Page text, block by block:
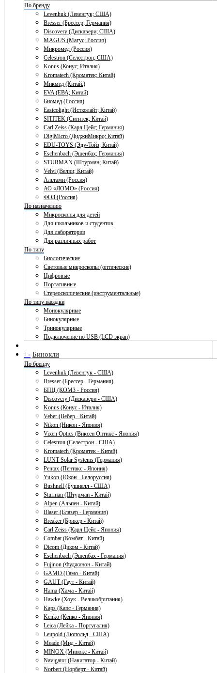
По бренду
Levenhuk (Левенгук; США)
Bresser (Брессер; Германия)
Discovery (Дискавери; США)
MAGUS (Магус; Россия)
Микромед (Россия)
Celestron (Селестрон; США)
Konus (Конус; Италия)
Kromatech (Кроматек; Китай)
Микмед (Китай.)
EVA (ЕВА; Китай)
Биомед (Россия)
Eastcolight (Истколайт; Китай)
SITITEK (Сититек; Китай)
Carl Zeiss (Карл Цейс; Германия)
DigiMicro (ДиджиМикро; Китай)
EDU-TOYS (Эду-Тойз; Китай)
Eschenbach (Эшенбах; Германия)
STURMAN (Штурман; Китай)
Velvi (Велви; Китай)
Альтами (Россия)
АО «ЛОМО» (Россия)
ФОЗ (Россия)
По назначению
Микроскопы для детей
Для школьников и студентов
Для лаборатории
Для различных работ
По типу
Биологические
Световые микроскопы (оптические)
Цифровые
Портативные
Стереоскопические (инструментальные)
По типу насадки
Монокулярные
Бинокулярные
Тринокулярные
Подключение по USB (LCD экран)
+- Бинокли
По бренду
Levenhuk (Левенгук - США)
Bresser (Брессер - Германия)
БПЦ (КОМЗ - Россия)
Discovery (Дискавери - США)
Konus (Конус - Италия)
Veber (Вебер - Китай)
Nikon (Никон - Япония)
Vixen Optics (Виксен Оптикс - Япония)
Celestron (Селестрон - США)
Kromatech (Кроматек - Китай)
LUNT Solar Systems (Германия)
Pentax (Пентакс - Япония)
Yukon (Юкон - Белоруссия)
Bushnell (Бушнелл - США)
Sturman (Штурман - Китай)
Alpen (Альпен - Китай)
Blaser (Блазер - Германия)
Breaker (Брикер - Китай)
Carl Zeiss (Карл Цейс - Япония)
Combat (Комбат - Китай)
Dicom (Диком - Китай)
Eschenbach (Эшенбах - Германия)
Fujinon (Фуджинон - Китай)
GAMO (Гамо - Китай)
GAUT (Гаут - Китай)
Hama (Хама - Китай)
Hawke (Хоук - Великобритания)
Kaps (Капс - Германия)
Kenko (Кенко - Япония)
Leica (Лейка - Португалия)
Leupold (Люпольд - США)
Meade (Мид - Китай)
MINOX (Минокс - Китай)
Navigator (Навигатор - Китай)
Norbert (Норберт - Китай)